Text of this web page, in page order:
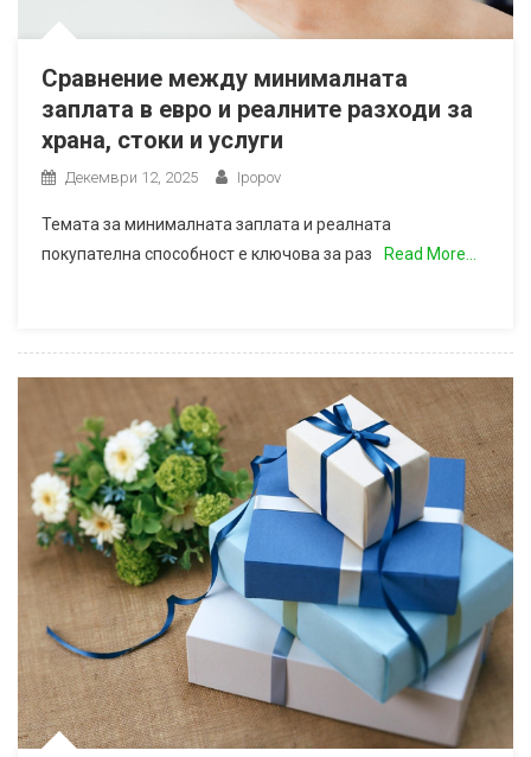
Сравнение между минималната
заплата в евро и реалните разходи за
храна, стоки и услуги
Декември 12, 2025 Ipopov
Темата за минималната заплата и реалната
покупателна способност е ключова за раз
Read More…